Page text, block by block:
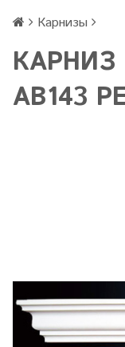
Карнизы
AB143